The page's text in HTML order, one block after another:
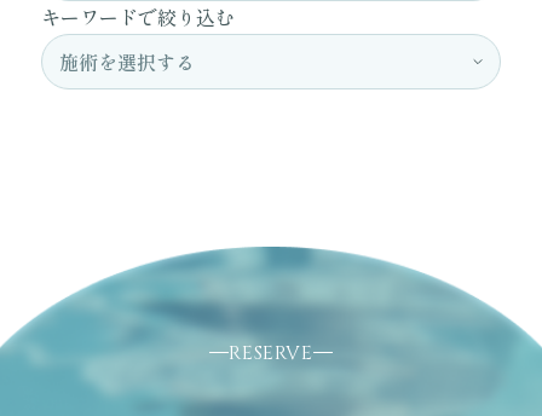
キーワードで絞り込む
RESERVE